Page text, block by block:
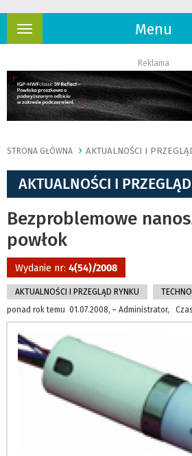
Menu
Rozwiń
Reklama
STRONA GŁÓWNA AKTUALNOŚCI I
AKTUALNOŚCI I
Bezproblemowe
powłok
Wydanie nr: 4(54)/2008
AKTUALNOŚCI I PRZEGLĄD RYNKU
ponad rok temu 01.07.2008, ~ Administrator,